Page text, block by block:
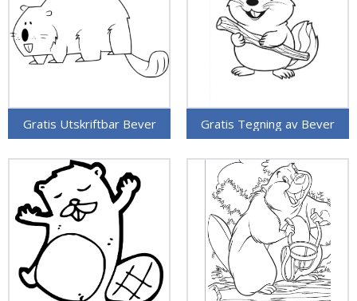
Gratis Utskriftbar Bever Gratis Tegning av Bever